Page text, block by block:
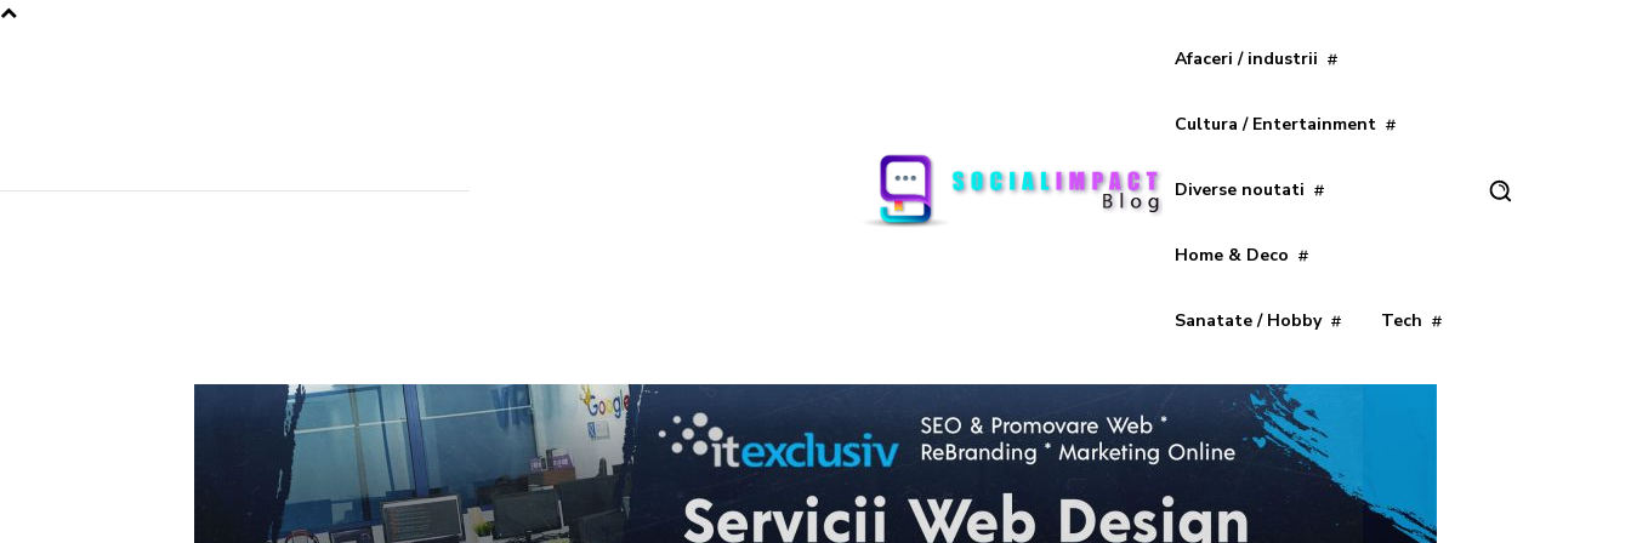
Afaceri / industrii
Cultura / Entertainment
Diverse noutati
Home & Deco
Sanatate / Hobby Tech